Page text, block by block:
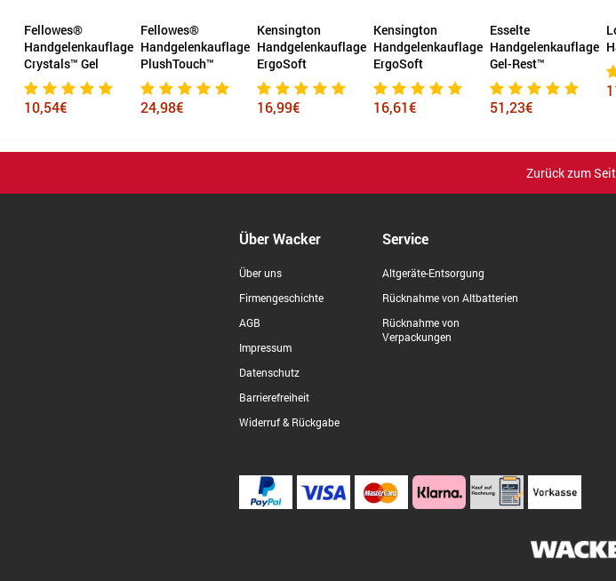
Fellowes®
Handgelenkauflage
PlushTouch™
24,98€
Kensington
Handgelenkauflage
ErgoSoft
16,99€
Kensington
Handgelenkauflage
ErgoSoft
16,61€
Esselte
Handgelenkauflage
Gel-Rest™
51,23€
LogiLink
Handgelenkauflage
11,23€
Zurück zum
Über Wacker
Über uns
Firmengeschichte
AGB
Impressum
Datenschutz
Barrierefreiheit
Widerruf & Rückgabe
Service
Altgeräte-Entsorgung
Rücknahme von Altbatterien
Rücknahme von
Verpackungen